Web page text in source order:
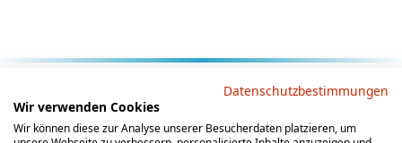
AGB Datenschutz Impressum
Datenschutzbestimmungen
Wir verwenden Cookies
Wir können diese zur Analyse unserer Besucherdaten platzieren, um